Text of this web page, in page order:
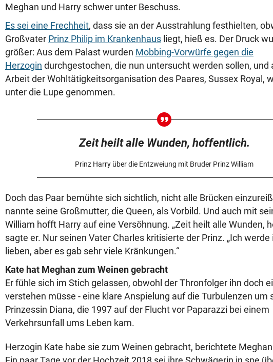
Meghan und Harry schwer unter Beschuss.
Es sei eine Frechheit, dass sie an der Ausstrahlung festhielten,
Großvater Prinz Philip im Krankenhaus liegt, hieß es. Der Druck
größer: Aus dem Palast wurden Mobbing-Vorwürfe gegen die
Herzogin durchgestochen, die nun untersucht werden sollen, und
Arbeit der Wohltätigkeitsorganisation des Paares, Sussex Royal,
unter die Lupe genommen.
Zeit heilt alle Wunden, hoffentlich.
Prinz Harry über die Entzweiung mit Bruder Prinz William
Doch das Paar bemühte sich sichtlich, nicht alle Brücken
nannte seine Großmutter, die Queen, als Vorbild. Und auch mit
William hofft Harry auf eine Versöhnung. „Zeit heilt alle Wunden,
sagte er. Nur seinen Vater Charles kritisierte der Prinz. „Ich
lieben, aber es gab sehr viele Kränkungen.“
Kate hat Meghan zum Weinen gebracht
Er fühle sich im Stich gelassen, obwohl der Thronfolger ihn doch
verstehen müsse - eine klare Anspielung auf die Turbulenzen um
Prinzessin Diana, die 1997 auf der Flucht vor Paparazzi bei einem
Verkehrsunfall ums Leben kam.
Herzogin Kate habe sie zum Weinen gebracht, berichtete